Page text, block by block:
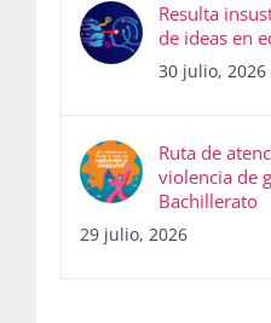
Resulta
de ideas en
30 julio, 2026
Ruta de
violencia de
Bachillerato
29 julio, 2026